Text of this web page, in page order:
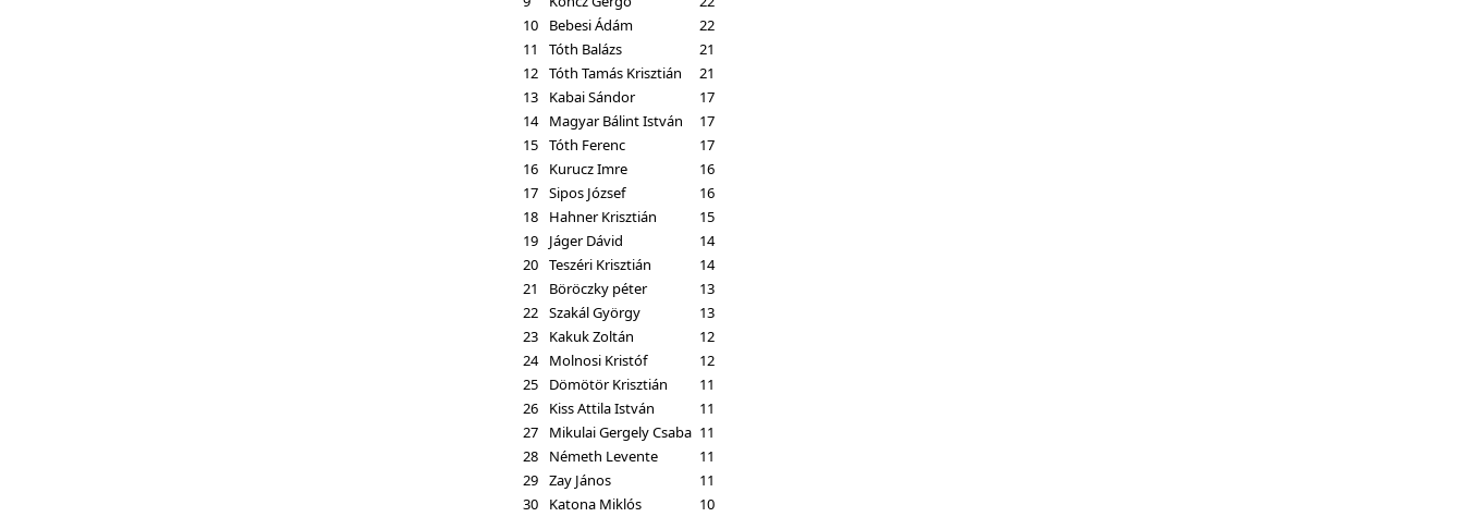
10
Bebesi Ádám
22
11
Tóth Balázs
21
12 Tóth Tamás Krisztián
21
13
Kabai Sándor
17
14 Magyar Bálint István
17
15 Tóth Ferenc
17
16
Kurucz Imre
16
17 Sipos József
16
18
Hahner Krisztián
15
19
Jáger Dávid
14
20 Teszéri Krisztián
14
21
Böröczky péter
13
22 Szakál György
13
23
Kakuk Zoltán
12
24
Molnosi Kristóf
12
25
Dömötör Krisztián
11
26
Kiss Attila István
11
27
Mikulai Gergely Csaba 11
28
Németh Levente
11
29 Zay János
11
30
Katona Miklós
10